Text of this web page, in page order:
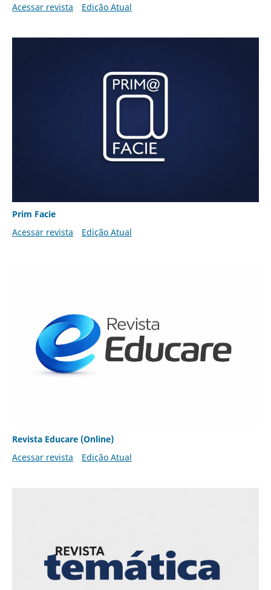
Acessar revista
Edição Atual
Prim Facie
Acessar revista
Edição Atual
Revista Educare (Online)
Acessar revista
Edição Atual